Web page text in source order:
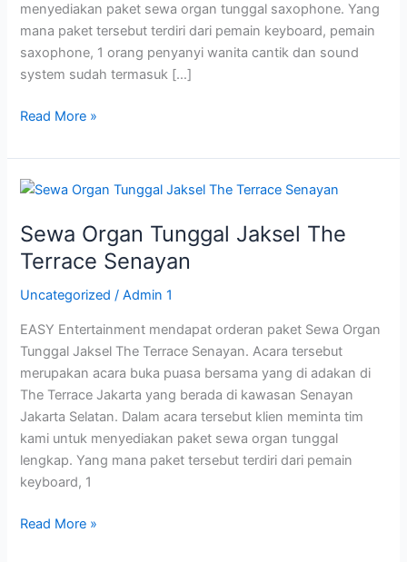
menyediakan paket sewa organ tunggal saxophone. Yang
mana paket tersebut terdiri dari pemain keyboard, pemain
saxophone, 1 orang penyanyi wanita cantik dan sound
system sudah termasuk […]
Read More »
Sewa Organ Tunggal Jaksel The
Terrace Senayan
Uncategorized /Admin 1
EASY Entertainment mendapat orderan paket Sewa Organ
Tunggal Jaksel The Terrace Senayan. Acara tersebut
merupakan acara buka puasa bersama yang di adakan di
The Terrace Jakarta yang berada di kawasan Senayan
Jakarta Selatan. Dalam acara tersebut klien meminta tim
kami untuk menyediakan paket sewa organ tunggal
lengkap. Yang mana paket tersebut terdiri dari pemain
keyboard, 1
Sewa
Tunggal
Jaksel
Terrace
Read More »